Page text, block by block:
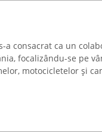
a consacrat ca un
focalizându-se pe
motocicletelor și